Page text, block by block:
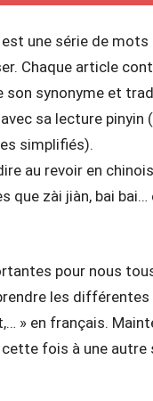
une série de
Chaque article
son synonyme et
sa lecture
simplifiés).
au revoir en
que zài jiàn, bai
pour nous
les différentes
» en français.
cette fois à une